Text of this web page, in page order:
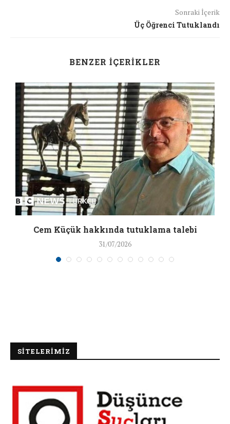
Sonraki İçerik
Üç Öğrenci Tutuklandı
BENZER İÇERIKLER
Cem Küçük hakkında tutuklama talebi
31/07/2026
SİTELERİMİZ